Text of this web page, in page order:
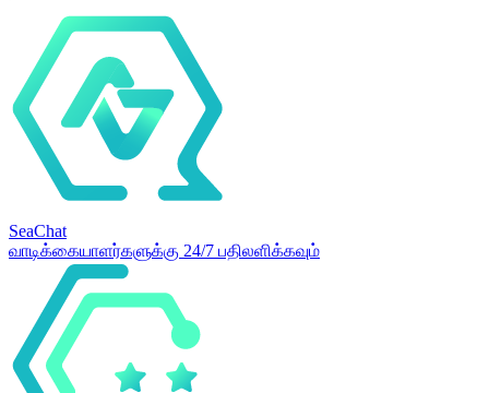
SeaChat
வாடிக்கையாளர்களுக்கு 24/7 பதிலளிக்கவும்